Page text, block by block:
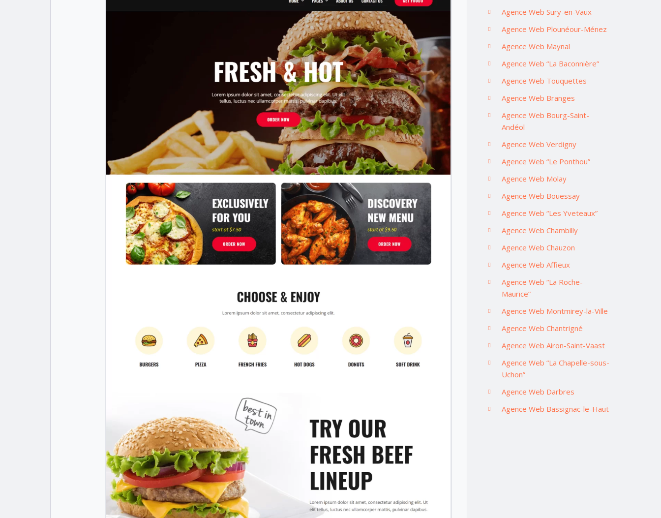
Agence Web Sury-en-Vaux
Agence Web Plounéour-Ménez
Agence Web Maynal
Agence Web “La Baconnière”
Agence Web Touquettes
Agence Web Branges
Agence Web Bourg-Saint-
Andéol
Agence Web Verdigny
Agence Web “Le Ponthou”
Agence Web Molay
Agence Web Bouessay
Agence Web “Les Yveteaux”
Agence Web Chambilly
Agence Web Chauzon
Agence Web Affieux
Agence Web “La Roche-
Maurice”
Agence Web Montmirey-la-Ville
Agence Web Chantrigné
Agence Web Airon-Saint-Vaast
Agence Web “La Chapelle-sous-
Uchon”
Agence Web Darbres
Agence Web Bassignac-le-Haut